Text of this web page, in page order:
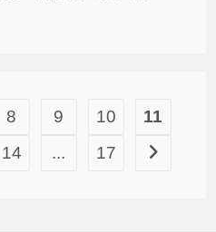
8 9 10
11
14 ... 17